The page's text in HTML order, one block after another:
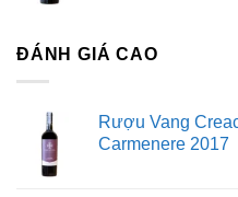
ĐÁNH GIÁ CAO
Rượu Vang
Carmenere 2017